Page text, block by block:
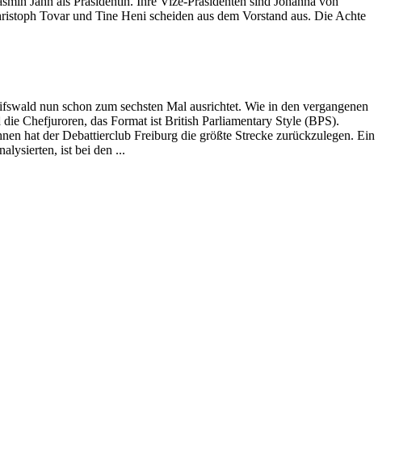
Tovar und Tine Heni scheiden aus dem Vorstand aus. Die Achte
nun schon zum sechsten Mal ausrichtet. Wie in den vergangenen
Chefjuroren, das Format ist British Parliamentary Style (BPS).
hat der Debattierclub Freiburg die größte Strecke zurückzulegen. Ein
ist bei den ...